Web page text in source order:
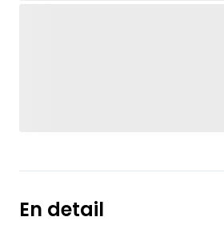
En detail